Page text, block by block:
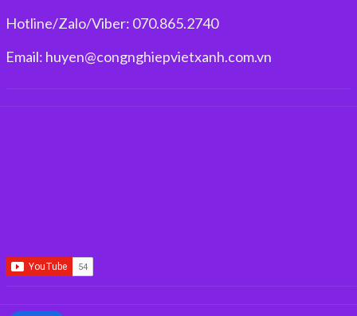
Hotline/Zalo/Viber: 070.865.2740
Email: huyen@congnghiepvietxanh.com.vn